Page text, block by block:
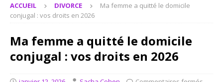
ACCUEIL DIVORCE
Ma femme a quitté le domicile
conjugal : vos droits en 2026
Ma femme a quitté le domicile
conjugal : vos droits en 2026